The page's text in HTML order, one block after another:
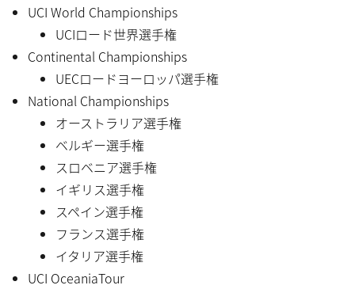
UCI World Championships
UCIロード世界選手権
Continental Championships
UECロードヨーロッパ選手権
National Championships
オーストラリア選手権
ベルギー選手権
スロベニア選手権
イギリス選手権
スペイン選手権
フランス選手権
イタリア選手権
UCI OceaniaTour